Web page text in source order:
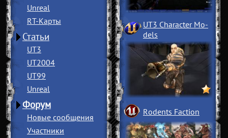
Unreal
RT-Карты
Статьи
UT3
UT2004
UT99
Unreal
Форум
Новые сообщения
Участники
UT3 Character Mo­
dels
Rodents Faction